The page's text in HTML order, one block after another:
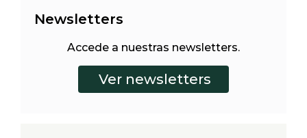
Newsletters
Accede a nuestras newsletters.